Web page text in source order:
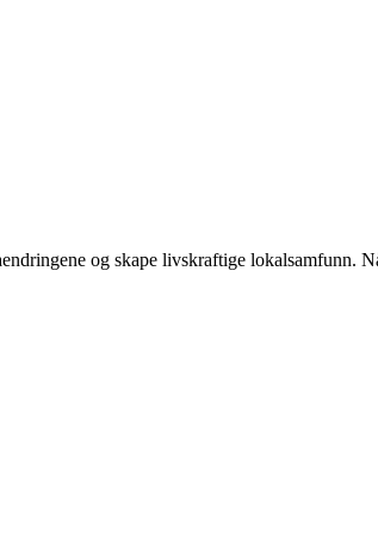
og skape livskraftige lokalsamfunn.